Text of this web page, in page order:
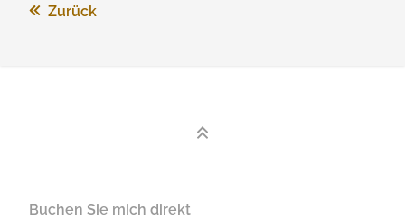
Zurück
Buchen Sie mich direkt